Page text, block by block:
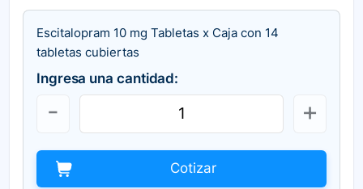
Escitalopram 10 mg Tabletas x Caja con 14
tabletas cubiertas
Ingresa una cantidad:
Cotizar